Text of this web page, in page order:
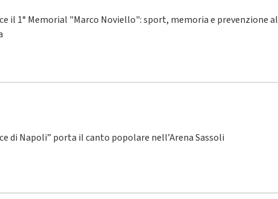
il 1° Memorial "Marco Noviello": sport, memoria e prevenzione al
di Napoli” porta il canto popolare nell’Arena Sassoli